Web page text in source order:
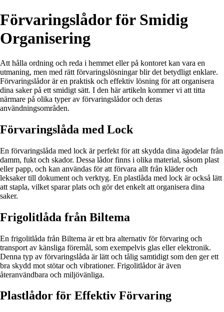
Förvaringslådor för Smidig
Organisering
Att hålla ordning och reda i hemmet eller på kontoret kan vara en
utmaning, men med rätt förvaringslösningar blir det betydligt enklare.
Förvaringslådor är en praktisk och effektiv lösning för att organisera
dina saker på ett smidigt sätt. I den här artikeln kommer vi att titta
närmare på olika typer av förvaringslådor och deras
användningsområden.
Förvaringslåda med Lock
En förvaringslåda med lock är perfekt för att skydda dina ägodelar från
damm, fukt och skador. Dessa lådor finns i olika material, såsom plast
eller papp, och kan användas för att förvara allt från kläder och
leksaker till dokument och verktyg. En plastlåda med lock är också lätt
att stapla, vilket sparar plats och gör det enkelt att organisera dina
saker.
Frigolitlåda från Biltema
En frigolitlåda från Biltema är ett bra alternativ för förvaring och
transport av känsliga föremål, som exempelvis glas eller elektronik.
Denna typ av förvaringslåda är lätt och tålig samtidigt som den ger ett
bra skydd mot stötar och vibrationer. Frigolitlådor är även
återanvändbara och miljövänliga.
Plastlådor för Effektiv Förvaring